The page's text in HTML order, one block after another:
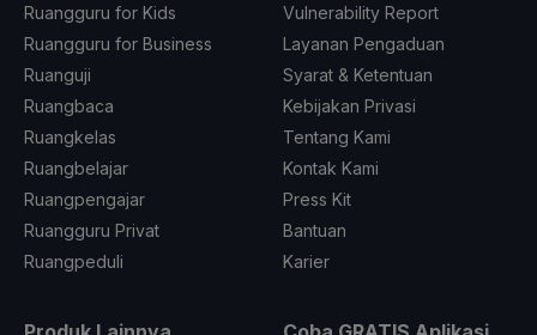
Ruangguru for Kids
Ruangguru for Business
Ruanguji
Ruangbaca
Ruangkelas
Ruangbelajar
Ruangpengajar
Ruangguru Privat
Ruangpeduli
Vulnerability Report
Layanan Pengaduan
Syarat & Ketentuan
Kebijakan Privasi
Tentang Kami
Kontak Kami
Press Kit
Bantuan
Karier